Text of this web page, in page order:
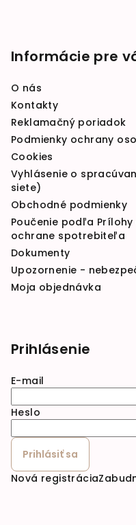
Informácie pre
O nás
Kontakty
Reklamačný poriadok
Podmienky ochrany
Cookies
Vyhlásenie o
siete)
Obchodné podmienky
Poučenie podľa Prílohy
ochrane spotrebiteľa
Dokumenty
Upozornenie -
Moja objednávka
Prihlásenie
E-mail
Heslo
Prihlásiť sa
Nová registrácia